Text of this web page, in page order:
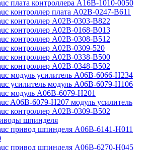
плата контроллера A16B-1010-0050
контроллер плата A02B-0247-B611
контроллер A02B-0303-B822
контроллер A02B-0168-B013
контроллер A02B-0308-B512
контроллер A02B-0309-520
контроллер A02B-0338-B500
контроллер A02B-0348-B502
модуль усилитель A06B-6066-H234
усилитель модуль A06B-6079-H106
модуль A06B-6079-H201
A06B-6079-H207 модуль усилитель
контроллер A02B-0309-B502
шпинделя
привод шпинделя A06B-6141-H011
привод шпинделя A06B-6270-H045